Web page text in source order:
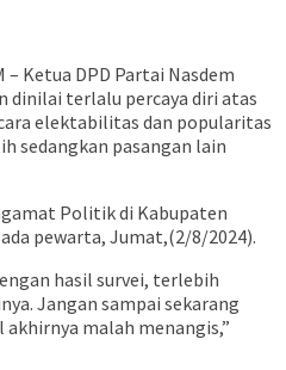
– Ketua DPD Partai Nasdem
dinilai terlalu percaya diri atas
elektabilitas dan popularitas
sedangkan pasangan lain
Politik di Kabupaten
pewarta, Jumat,(2/8/2024).
hasil survei, terlebih
Jangan sampai sekarang
malah menangis,”